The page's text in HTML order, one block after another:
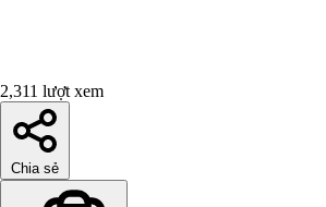
2,311 lượt xem
Chia sẻ